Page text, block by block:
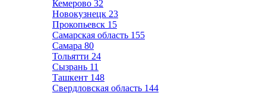
Кемерово 32
Новокузнецк 23
Прокопьевск 15
Самарская область 155
Самара 80
Тольятти 24
Сызрань 11
Ташкент 148
Свердловская область 144